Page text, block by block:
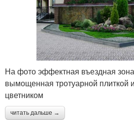
На фото эффектная въездная
вымощенная тротуарной плиткой
цветником
читать дальше →